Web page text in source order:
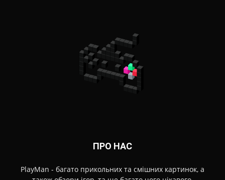
ПРО НАС
PlayMan - багато прикольних та смішних картинок, а